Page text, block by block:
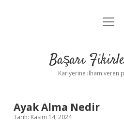
Anasayfa
Yasal
Başarı
Kariyerine ilham veren
Ayak Alma Nedir
Tarih: Kasım 14, 2024